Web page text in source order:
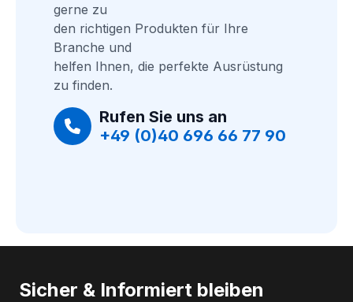
gerne zu
den richtigen Produkten für Ihre
Branche und
helfen Ihnen, die perfekte Ausrüstung
zu finden.
Rufen Sie uns an
+49 (0)40 696 66 77 90
Sicher & Informiert bleiben